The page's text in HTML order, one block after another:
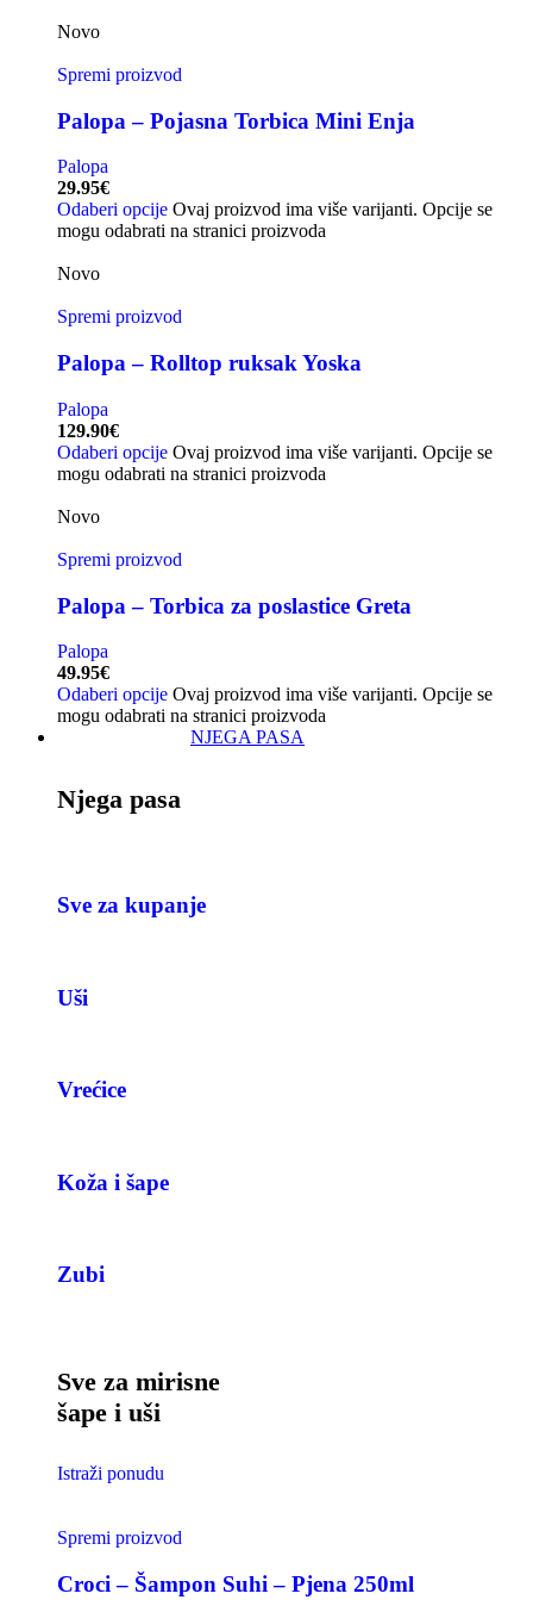
Novo
Spremi proizvod
Palopa – Pojasna Torbica Mini Enja
Palopa
29.95€
Odaberi opcije Ovaj proizvod ima više varijanti. Opcije se
mogu odabrati na stranici proizvoda
Novo
Spremi proizvod
Palopa – Rolltop ruksak Yoska
Palopa
129.90€
Odaberi opcije Ovaj proizvod ima više varijanti. Opcije se
mogu odabrati na stranici proizvoda
Novo
Spremi proizvod
Palopa – Torbica za poslastice Greta
Palopa
49.95€
Odaberi opcije Ovaj proizvod ima više varijanti. Opcije se
mogu odabrati na stranici proizvoda
NJEGA PASA
Njega pasa
Sve za kupanje
Uši
Vrećice
Koža i šape
Zubi
Sve za mirisne
šape i uši
Istraži ponudu
Spremi proizvod
Croci – Šampon Suhi – Pjena 250ml